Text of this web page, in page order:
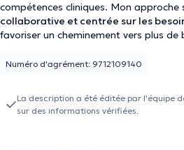
compétences cliniques. Mon approche
collaborative et centrée sur les
favoriser un cheminement vers plus
Numéro d'agrément: 9712109140
La description a été éditée par l'équipe
sur des informations vérifiées.